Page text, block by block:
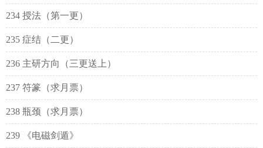
234 授法（第一更）
235 症结（二更）
236 主研方向（三更送上）
237 符篆（求月票）
238 瓶颈（求月票）
239 《电磁剑遁》